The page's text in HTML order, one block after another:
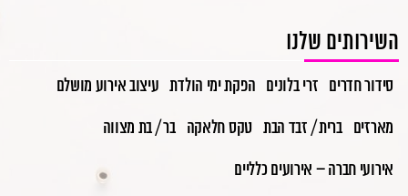
השירותים שלנו
סידור חדרים זרי בלונים הפקת ימי הולדת עיצוב אירוע מושלם
מארזים ברית / זבד הבת טקס חלאקה בר / בת מצווה
אירועי חברה – אירועים כלליים